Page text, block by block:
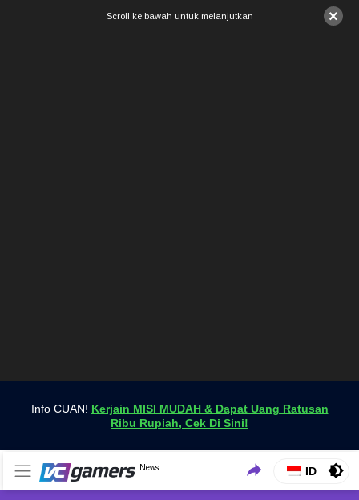
×
Scroll ke bawah untuk melanjutkan
Info CUAN! Kerjain MISI MUDAH & Dapat Uang Ratusan
Ribu Rupiah, Cek Di Sini!
VCGamers News
News
Dapatkan Berita Games Terbaru Hanya di VCGamers
ID